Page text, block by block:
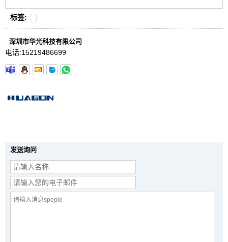
标签:
深圳市华光科技有限公司
电话:15219486699
发送询问